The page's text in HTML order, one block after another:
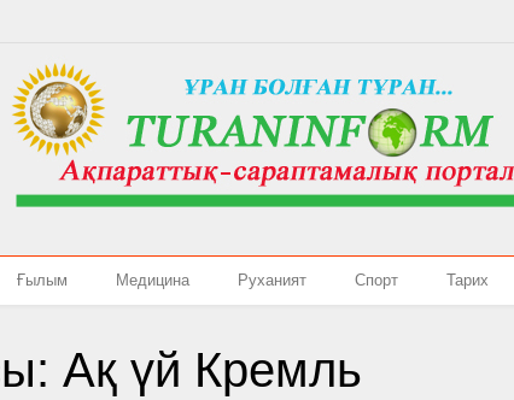
Ғылым Медицина Руханият Спорт Тарих
Ақ үй Кремль